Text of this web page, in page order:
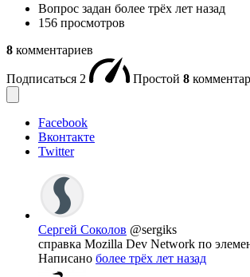
Вопрос задан более трёх лет назад
156 просмотров
8 комментариев
Подписаться 2 Простой 8
Facebook
Вконтакте
Twitter
Сергей Соколов @sergiks
справка Mozilla Dev Network по
Написано более трёх лет назад